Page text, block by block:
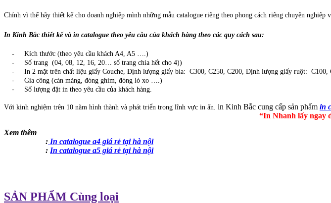
Chính vì thế hãy thiết kế cho doanh nghiệp mình những mẫu catalogue riêng theo phong cách riêng chuyên
In Kinh Bắc thiết kế và in catalogue theo yêu cầu của khách hàng theo các quy cách sau:
- Kích thước (theo yêu cầu khách A4, A5 ….)
- Số trang (04, 08, 12, 16, 20… số trang chia hết cho 4))
- In 2 mặt trên chất liệu giấy Couche, Định lượng giấy bìa: C300, C250, C200, Định lượng giấy ruột: C100,
- Gia công (cán màng, đóng ghim, đóng lò xo ….)
- Số lượng đặt in theo yêu cầu của khách hàng.
​Với kinh nghiệm trên 10 năm hình thành và phát triển trong lĩnh vực in ấn. in Kinh Bắc cung cấp sản phẩm in
“In Nhanh lấy ngay
Xem thêm
: In catalogue a4 giá rẻ tại hà nội
: In catalogue a5 giá rẻ tại hà nội
SẢN PHẨM Cùng loại